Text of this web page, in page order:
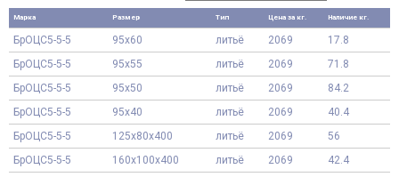
Марка Размер Тип Цена за кг. Наличие кг.
БрОЦС5-5-5 95x60 литьё 2069
17.8
БрОЦС5-5-5
95x55 литьё 2069
71.8
БрОЦС5-5-5
95x50 литьё 2069
84.2
БрОЦС5-5-5
95x40 литьё 2069
40.4
БрОЦС5-5-5
125x80x400 литьё 2069
56
БрОЦС5-5-5
160x100x400 литьё 2069
42.4